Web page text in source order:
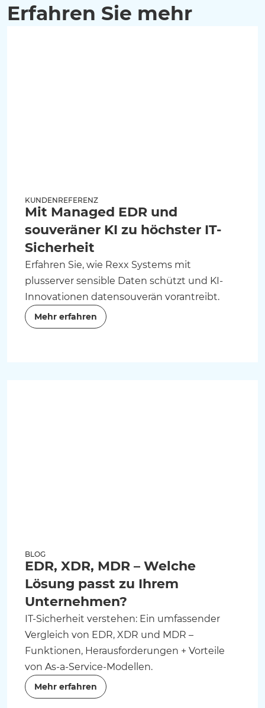
Erfahren Sie mehr
KUNDENREFERENZ
Mit Managed EDR und
souveräner KI zu höchster IT-
Sicherheit
Erfahren Sie, wie Rexx Systems mit
plusserver sensible Daten schützt und KI-
Innovationen datensouverän vorantreibt.
Mehr erfahren
BLOG
EDR, XDR, MDR – Welche
Lösung passt zu Ihrem
Unternehmen?
IT-Sicherheit verstehen: Ein umfassender
Vergleich von EDR, XDR und MDR –
Funktionen, Herausforderungen + Vorteile
von As-a-Service-Modellen.
Mehr erfahren